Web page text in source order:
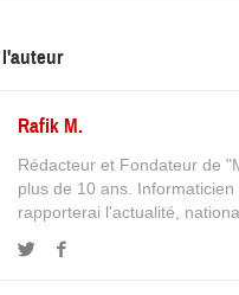
Rafik M.
Rédacteur et Fondateur de
plus de 10 ans.
rapporterai l'actualité,